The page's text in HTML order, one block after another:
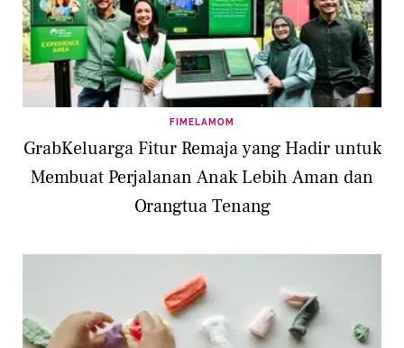
FIMELAMOM
GrabKeluarga Fitur Remaja yang Hadir untuk
Membuat Perjalanan Anak Lebih Aman dan
Orangtua Tenang